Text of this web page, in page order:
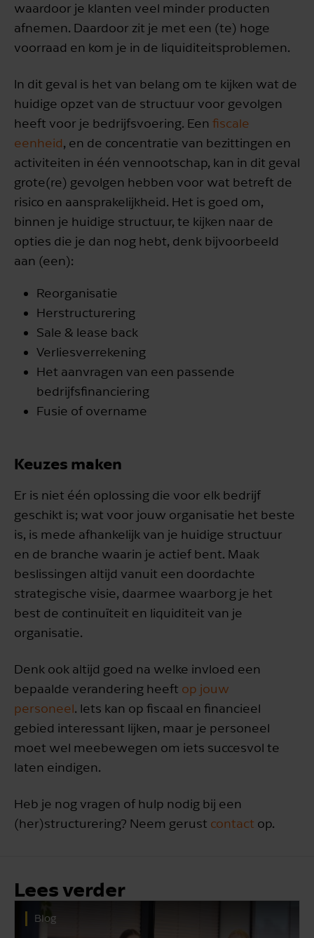
waardoor je klanten veel minder producten
afnemen. Daardoor zit je met een (te) hoge
voorraad en kom je in de liquiditeitsproblemen.
In dit geval is het van belang om te kijken wat de
huidige opzet van de structuur voor gevolgen
heeft voor je bedrijfsvoering. Een fiscale
eenheid, en de concentratie van bezittingen en
activiteiten in één vennootschap, kan in dit geval
grote(re) gevolgen hebben voor wat betreft de
risico en aansprakelijkheid. Het is goed om,
binnen je huidige structuur, te kijken naar de
opties die je dan nog hebt, denk bijvoorbeeld
aan (een):
Reorganisatie
Herstructurering
Sale & lease back
Verliesverrekening
Het aanvragen van een passende
bedrijfsfinanciering
Fusie of overname
Keuzes maken
Er is niet één oplossing die voor elk bedrijf
geschikt is; wat voor jouw organisatie het beste
is, is mede afhankelijk van je huidige structuur
en de branche waarin je actief bent. Maak
beslissingen altijd vanuit een doordachte
strategische visie, daarmee waarborg je het
best de continuïteit en liquiditeit van je
organisatie.
Denk ook altijd goed na welke invloed een
bepaalde verandering heeft op jouw
personeel. Iets kan op fiscaal en financieel
gebied interessant lijken, maar je personeel
moet wel meebewegen om iets succesvol te
laten eindigen.
Heb je nog vragen of hulp nodig bij een
(her)structurering? Neem gerust contact op.
Lees verder
Blog